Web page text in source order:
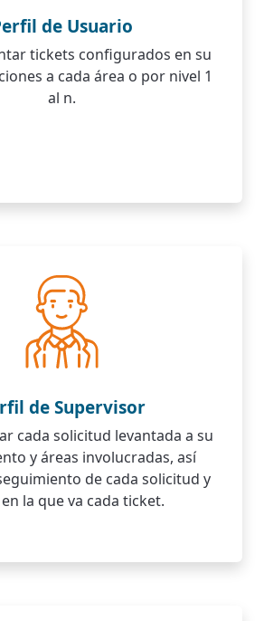
de Usuario
tickets configurados en su
a cada área o por nivel 1
al n.
de Supervisor
cada solicitud levantada a su
y áreas involucradas, así
de cada solicitud y
la que va cada ticket.